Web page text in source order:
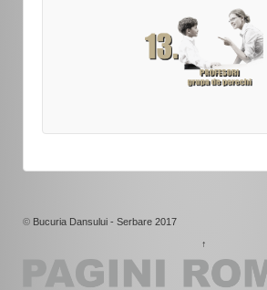
© Bucuria Dansului - Serbare 2017
↑